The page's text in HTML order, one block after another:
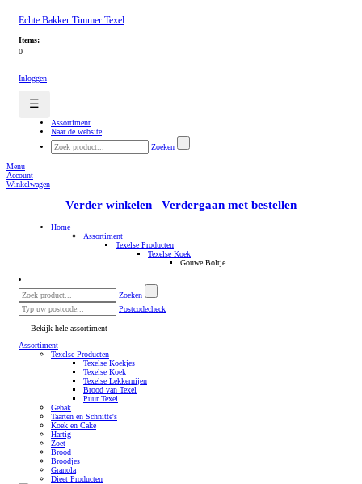
Echte Bakker Timmer Texel
Items:
0
Inloggen
☰
Assortiment
Naar de website
Zoeken
Menu
Account
Winkelwagen
Verder winkelen Verdergaan met bestellen
Home
Assortiment
Texelse Producten
Texelse Koek
Gouwe Boltje
Zoeken
Postcodecheck
Bekijk hele assortiment
Assortiment
Texelse Producten
Texelse Koekjes
Texelse Koek
Texelse Lekkernijen
Brood van Texel
Puur Texel
Gebak
Taarten en Schnitte's
Koek en Cake
Hartig
Zoet
Brood
Broodjes
Granola
Dieet Producten